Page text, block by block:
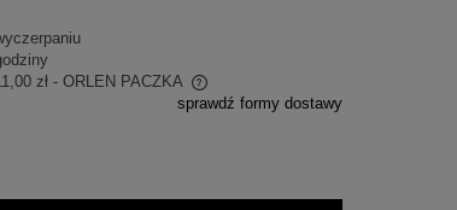
zł - ORLEN PACZKA
sprawdź formy dostawy